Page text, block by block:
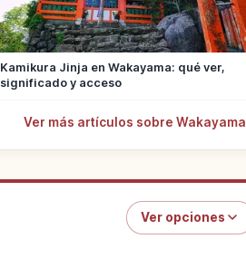
Kamikura Jinja en Wakayama: qué ver,
significado y acceso
Ver más artículos sobre Wakayama
Ver opciones